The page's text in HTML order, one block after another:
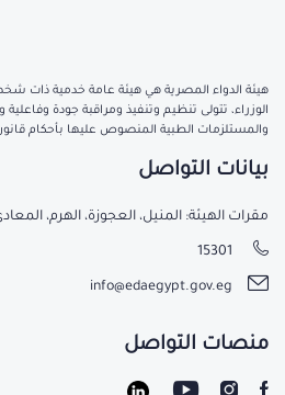
هيئة الدواء المصرية هي هيئة عامة خدمية ذات
الوزراء، تتولى تنظيم وتنفيذ ومراقبة جودة
والمستلزمات الطبية المنصوص عليها بأحكام
بيانات التواصل
مقرات الهيئة: المنيل، العجوزة، الهرم،
15301
info@edaegypt.gov.eg
منصات التواصل